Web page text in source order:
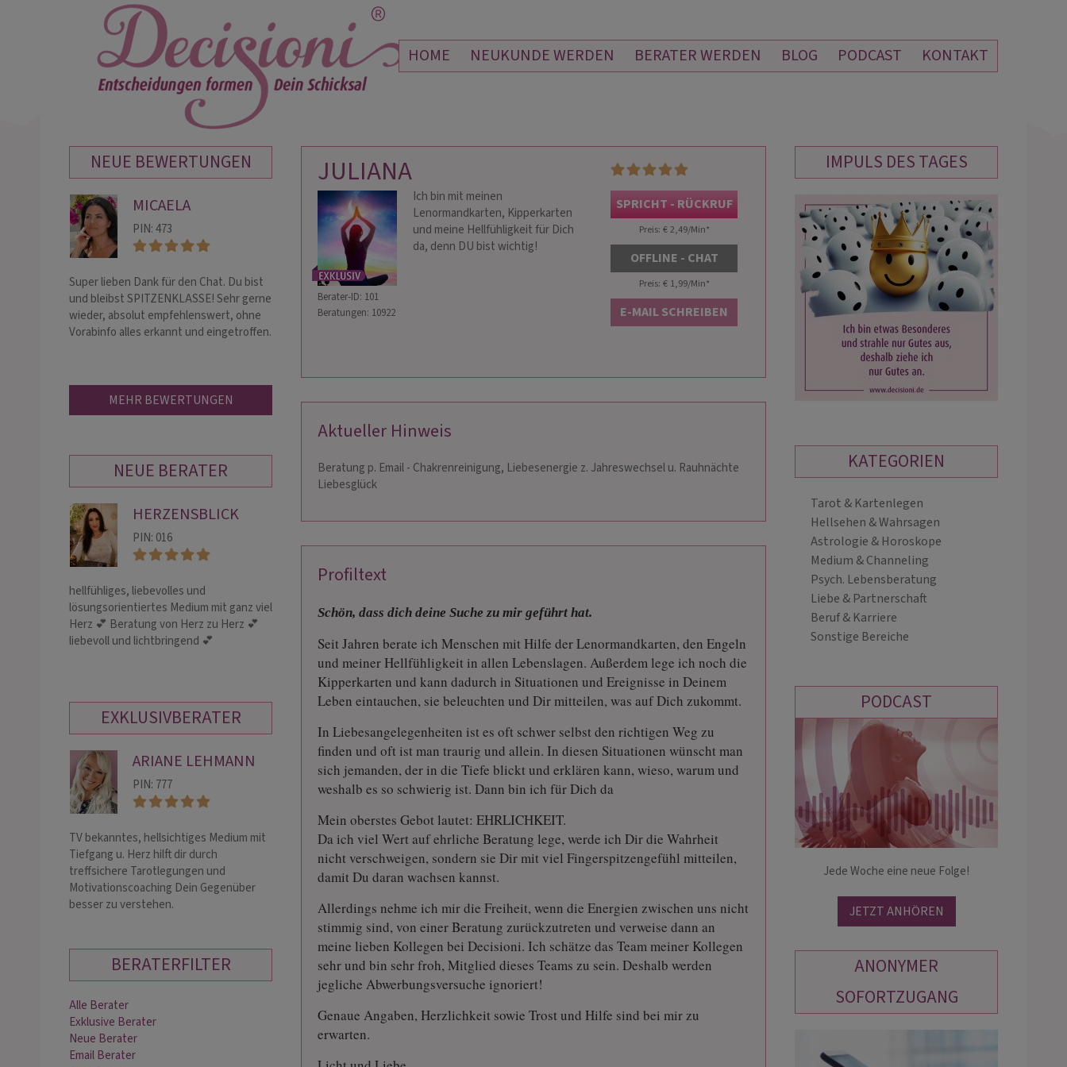
HOME NEUKUNDE WERDEN BERATER WERDEN BLOG PODCAST KONTAKT
NEUE BEWERTUNGEN
MICAELA
PIN: 473
Super lieben Dank für den Chat. Du bist
und bleibst SPITZENKLASSE! Sehr gerne
wieder, absolut empfehlenswert, ohne
Vorabinfo alles erkannt und eingetroffen.
SUNSHINE
PIN: 115
Ganz lieben Dank für das ausführliche,
empathische, unterstützende Gespräch!
JULIANNA
SANDELMANN
Absolut top Beratung! Julianna kann ich
höchstens und wärmstens empfehlen ✨️
🎊💞. Sehr bodenständige und ehrliche
Emailberatungen und Chat sind einmalig,
genau wie Du. Ich finde dich klasse, top⭐
ARIANE
PIN: 777
Guten Tag liebe Ariane Es zeichnet
genau so ab wie du gesagt hast. Ich
sehr gute Chancen für den
Nun müssen tatsächlich noch die
Rahmenbedingungen besproc…
MEHR BEWERTUNGEN
NEUE BERATER
HERZENSBLICK
PIN: 016
hellfühliges, liebevolles und
lösungsorientiertes Medium mit ganz viel
Herz 💕 Beratung von Herz zu Herz 💕
liebevoll und lichtbringend 💕
individuell. Herzlich und aufmerksam
Begleitung des Kartenlegens und auf
Wunsch mit Prognosen der Astrologie.
Lösungsorientiert, hellfühlig und
hochsensibel. Schreib mir! Ich bringe dir
im Chat oder per E-Mail Klarheit.💫
SUNSHINE
Hellfühlige und treffsichere Beratung
Einfühlungsvermögen. Intuitiv nehme ich
durch deine Stimme wahr, wie ich Dir bei
den Themen: Partnerschaft, Lie…
🔮 ✨ Spirituelle Impulse für dein
✨ 🔮 Ich begleite dich mit Herz und
Intuition auf deinem Weg – durch
Kartenlegen, Energiearbeit &
EXKLUSIVBERATER
ARIANE LEHMANN
PIN: 777
TV bekanntes, hellsichtiges Medium mit
Tiefgang u. Herz hilft dir durch
treffsichere Tarotlegungen und
Motivationscoaching Dein Gegenüber
besser zu verstehen.
DIE SEHERIN
PIN: 292
! KEINE ANRUFE ! Hellsichtige,
hellfühlige SEHERIN, mit und ohne
Hilfsmittel. Hohe Trefferquote! Durch
tiefer Blick in die Seele des anderen
LINA
PIN: 166
Gerne helfe ich dir bei deinen Sorgen.❤️
Du kannst mich alles fragen, was du auf
dem Herzen hast.
PETRA MARINESSE
TV bekannte Kartenlegerin und
Heilpraktikerin beantwortet Dir
treffsicher u. ohne Vorabinfo Deine
Es gibt immer Lösungen. Ich freu mich
PIN: 560
💎 Klarheit und Hellsicht , Intuition
zügig einen klaren Blick auf die
Ich bin von…
BERATERFILTER
Alle Berater
Exklusive Berater
Neue Berater
Email Berater
JULIANA
Ich bin mit meinen
Lenormandkarten, Kipperkarten
und meine Hellfühligkeit für Dich
da, denn DU bist wichtig!
Berater-ID: 101
Beratungen: 10922
SPRICHT - RÜCKRUF
Preis: € 2,49/Min*
OFFLINE - CHAT
Preis: € 1,99/Min*
E-MAIL SCHREIBEN
Aktueller Hinweis
Beratung p. Email - Chakrenreinigung, Liebesenergie z. Jahreswechsel u. Rauhnächte
Liebesglück
Profiltext
Schön, dass dich deine Suche zu mir geführt hat.
Seit Jahren berate ich Menschen mit Hilfe der Lenormandkarten, den Engeln
und meiner Hellfühligkeit in allen Lebenslagen. Außerdem lege ich noch die
Kipperkarten und kann dadurch in Situationen und Ereignisse in Deinem
Leben eintauchen, sie beleuchten und Dir mitteilen, was auf Dich zukommt.
In Liebesangelegenheiten ist es oft schwer selbst den richtigen Weg zu
finden und oft ist man traurig und allein. In diesen Situationen wünscht man
sich jemanden, der in die Tiefe blickt und erklären kann, wieso, warum und
weshalb es so schwierig ist. Dann bin ich für Dich da
Mein oberstes Gebot lautet: EHRLICHKEIT.
Da ich viel Wert auf ehrliche Beratung lege, werde ich Dir die Wahrheit
nicht verschweigen, sondern sie Dir mit viel Fingerspitzengefühl mitteilen,
damit Du daran wachsen kannst.
Allerdings nehme ich mir die Freiheit, wenn die Energien zwischen uns nicht
stimmig sind, von einer Beratung zurückzutreten und verweise dann an
meine lieben Kollegen bei Decisioni. Ich schätze das Team meiner Kollegen
sehr und bin sehr froh, Mitglied dieses Teams zu sein. Deshalb werden
jegliche Abwerbungsversuche ignoriert!
Genaue Angaben, Herzlichkeit sowie Trost und Hilfe sind bei mir zu
erwarten.
IMPULS DES TAGES
KATEGORIEN
Tarot & Kartenlegen
Hellsehen & Wahrsagen
Astrologie & Horoskope
Medium & Channeling
Psych. Lebensberatung
Liebe & Partnerschaft
Beruf & Karriere
Sonstige Bereiche
PODCAST
Jede Woche eine neue Folge!
JETZT ANHÖREN
ANONYMER
SOFORTZUGANG